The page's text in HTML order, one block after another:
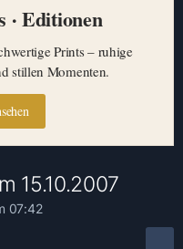
· Editionen
Prints – ruhige
stillen Momenten.
15.10.2007
07:42